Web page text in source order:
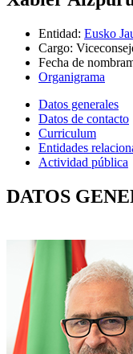
Entidad: Eusko
Cargo:
Fecha de
Organigrama
Datos generales
Datos de contacto
Curriculum
Entidades
Actividad pública
DATOS